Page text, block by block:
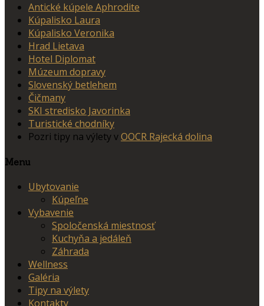
Antické kúpele Aphrodite
Kúpalisko Laura
Kúpalisko Veronika
Hrad Lietava
Hotel Diplomat
Múzeum dopravy
Slovenský betlehem
Čičmany
SKI stredisko Javorinka
Turistické chodníky
Pozri tipy na výlety vOOCR Rajecká dolina
Menu
Ubytovanie
Kúpeľne
Vybavenie
Spoločenská miestnosť
Kuchyňa a jedáleň
Záhrada
Wellness
Galéria
Tipy na výlety
Kontakty